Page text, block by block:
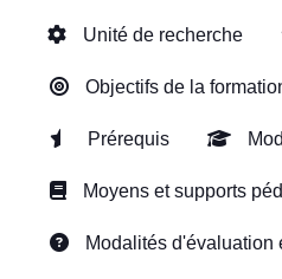
Unité de recherche
Objectifs de la
Prérequis
Moyens et supports
Modalités d'évaluation